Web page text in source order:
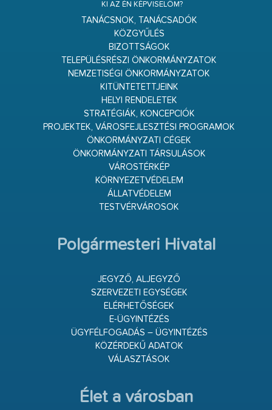
KI AZ ÉN KÉPVISELŐM?
TANÁCSNOK, TANÁCSADÓK
KÖZGYŰLÉS
BIZOTTSÁGOK
TELEPÜLÉSRÉSZI ÖNKORMÁNYZATOK
NEMZETISÉGI ÖNKORMÁNYZATOK
KITÜNTETETTJEINK
HELYI RENDELETEK
STRATÉGIÁK, KONCEPCIÓK
PROJEKTEK, VÁROSFEJLESZTÉSI PROGRAMOK
ÖNKORMÁNYZATI CÉGEK
ÖNKORMÁNYZATI TÁRSULÁSOK
VÁROSTÉRKÉP
KÖRNYEZETVÉDELEM
ÁLLATVÉDELEM
TESTVÉRVÁROSOK
Polgármesteri Hivatal
JEGYZŐ, ALJEGYZŐ
SZERVEZETI EGYSÉGEK
ELÉRHETŐSÉGEK
E-ÜGYINTÉZÉS
ÜGYFÉLFOGADÁS – ÜGYINTÉZÉS
KÖZÉRDEKŰ ADATOK
VÁLASZTÁSOK
Élet a városban